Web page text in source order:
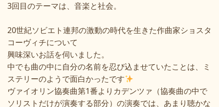
3回目のテーマは、音楽と社会。
20世紀ソビエト連邦の激動の時代を生きた作曲家ショスタ
コーヴィチについて
興味深いお話を伺いました。
中でも曲の中に自分の名前を忍び込ませていたことは、ミ
ステリーのようで面白かったです
ヴァイオリン協奏曲第1番よりカデンツァ（協奏曲の中で
ソリストだけが演奏する部分）の演奏では、あまり聴かな